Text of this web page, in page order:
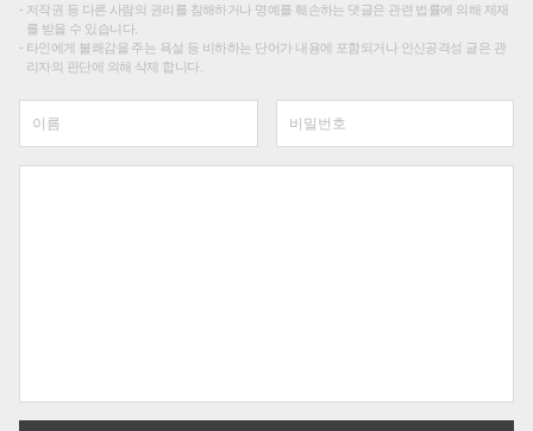
저작권 등 다른 사람의 권리를 침해하거나 명예를 훼손하는 댓글은 관련 법률에 의해 제재
를 받을 수 있습니다.
타인에게 불쾌감을 주는 욕설 등 비하하는 단어가 내용에 포함되거나 인신공격성 글은 관
리자의 판단에 의해 삭제 합니다.